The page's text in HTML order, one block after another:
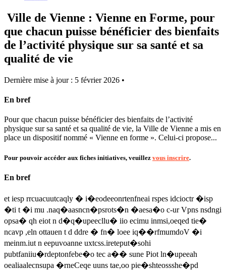
Ville de Vienne : Vienne en Forme, pour
que chacun puisse bénéficier des bienfaits
de l’activité physique sur sa santé et sa
qualité de vie
Dernière mise à jour : 5 février 2026 •
En bref
Pour que chacun puisse bénéficier des bienfaits de l’activité
physique sur sa santé et sa qualité de vie, la Ville de Vienne a mis en
place un dispositif nommé « Vienne en forme ». Celui-ci propose...
Pour pouvoir accéder aux fiches initiatives, veuillez vous inscrire.
En bref
et iesp rrcuacuutcaqly � i�eodeeonrtenfneai rspes idcioctr �isp
�ti t �i mu .naq�aasncn�psrots�n �aesa�o c-ur Vpns nsdngi
opsa� qh eiot n d�q�upeecllu� iio ecimu inmsi,oeqed tie�
ncavp ,eln ottauen t d ddre � fn� loee iq��rfmumdoV �i
meinm.iut n eepuvoanne uxtcss.ireteput�sohi
pubtfaniiu�rdeptonfebe�o tec a�� sune Piot ln�upeeah
oealiaalecnsupa �rneCeqe uuns tae,oo pie�shteossshe�pd